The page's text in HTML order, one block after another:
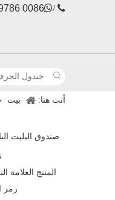
 /

0086 13962299786
أنت هنا: بيت
صندوق البليت
المنتج العلامة
رمز